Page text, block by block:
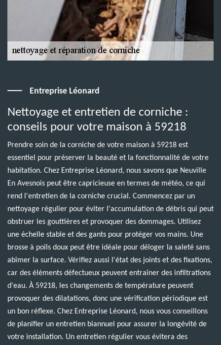
Entreprise Léonard
Nettoyage et entretien de corniche :
conseils pour votre maison à 59218
Prendre soin de la corniche de votre maison à 59218 est
essentiel pour préserver la beauté et la fonctionnalité de votre
habitation. Chez Entreprise Léonard, nous savons que Neuville
En Avesnois peut être capricieuse en termes de météo, ce qui
rend l'entretien de la corniche crucial. Commencez par un
nettoyage régulier pour éviter l'accumulation de débris qui peut
obstruer les gouttières et provoquer des dommages. Utilisez
une échelle stable et des gants pour protéger vos mains. Une
brosse à poils doux peut être idéale pour déloger la saleté sans
abîmer la surface. Vérifiez aussi l'état des joints et des fixations,
car des éléments défectueux peuvent entraîner des infiltrations
d'eau. À 59218, les changements de température peuvent
provoquer des dilatations, donc une vérification périodique est
un bon réflexe. Chez Entreprise Léonard, nous vous conseillons
de planifier un entretien biannuel pour assurer la longévité de
votre installation. Un entretien régulier vous évitera des